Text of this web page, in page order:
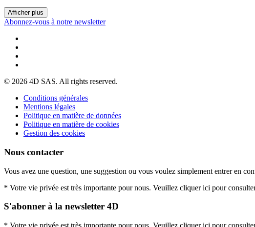
Afficher plus
Abonnez-vous à notre newsletter
© 2026 4D SAS. All rights reserved.
Conditions générales
Mentions légales
Politique en matière de données
Politique en matière de cookies
Gestion des cookies
Nous contacter
Vous avez une question, une suggestion ou vous voulez simplement entrer en
* Votre vie privée est très importante pour nous. Veuillez cliquer ici pour
S'abonner à la newsletter 4D
* Votre vie privée est très importante pour nous. Veuillez cliquer ici pour